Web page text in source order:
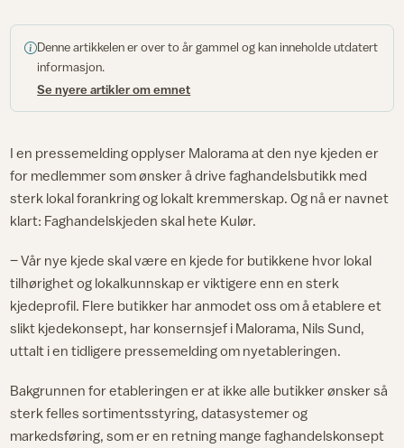
Denne artikkelen er over to år gammel og kan inneholde utdatert
informasjon.
Se nyere artikler om emnet
I en pressemelding opplyser Malorama at den nye kjeden er
for medlemmer som ønsker å drive faghandelsbutikk med
sterk lokal forankring og lokalt kremmerskap. Og nå er navnet
klart: Faghandelskjeden skal hete Kulør.
– Vår nye kjede skal være en kjede for butikkene hvor lokal
tilhørighet og lokalkunnskap er viktigere enn en sterk
kjedeprofil. Flere butikker har anmodet oss om å etablere et
slikt kjedekonsept, har konsernsjef i Malorama, Nils Sund,
uttalt i en tidligere pressemelding om nyetableringen.
Bakgrunnen for etableringen er at ikke alle butikker ønsker så
sterk felles sortimentsstyring, datasystemer og
markedsføring, som er en retning mange faghandelskonsept